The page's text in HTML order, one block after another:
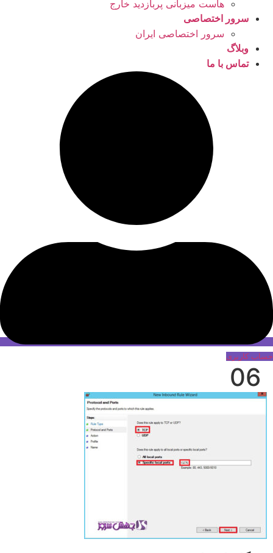
هاست میزبانی پربازدید خارج
سرور اختصاصی
سرور اختصاصی ایران
وبلاگ
تماس با ما
حساب کاربری
06